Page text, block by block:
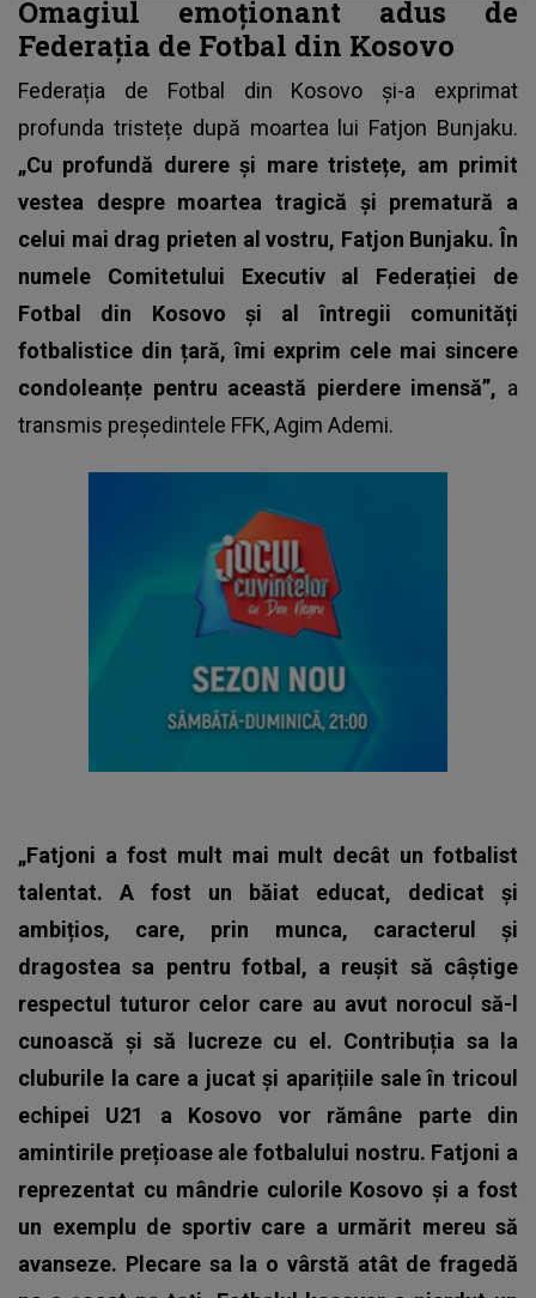
Omagiul emoționant adus de
Federația de Fotbal din Kosovo
Federația de Fotbal din Kosovo și-a exprimat
profunda tristețe după moartea lui Fatjon Bunjaku.
„Cu profundă durere și mare tristețe, am primit
vestea despre moartea tragică și prematură a
celui mai drag prieten al vostru, Fatjon Bunjaku. În
numele Comitetului Executiv al Federației de
Fotbal din Kosovo și al întregii comunități
fotbalistice din țară, îmi exprim cele mai sincere
condoleanțe pentru această pierdere imensă”, a
transmis președintele FFK, Agim Ademi.
„Fatjoni a fost mult mai mult decât un fotbalist
talentat. A fost un băiat educat, dedicat și
ambițios, care, prin munca, caracterul și
dragostea sa pentru fotbal, a reușit să câștige
respectul tuturor celor care au avut norocul să-l
cunoască și să lucreze cu el. Contribuția sa la
cluburile la care a jucat și aparițiile sale în tricoul
echipei U21 a Kosovo vor rămâne parte din
amintirile prețioase ale fotbalului nostru. Fatjoni a
reprezentat cu mândrie culorile Kosovo și a fost
un exemplu de sportiv care a urmărit mereu să
avanseze. Plecare sa la o vârstă atât de fragedă